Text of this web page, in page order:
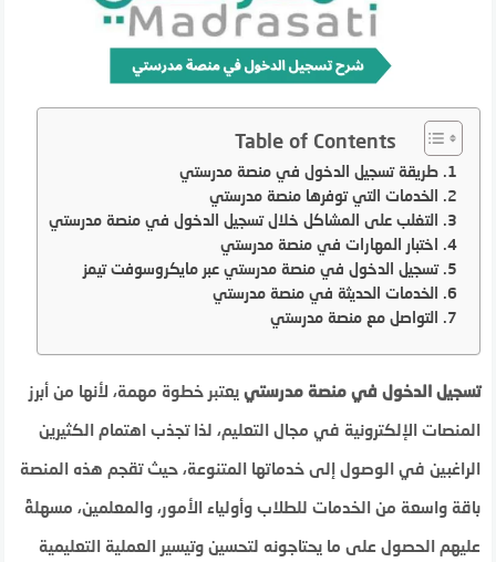
Table of Contents
طريقة تسجيل الدخول في منصة مدرستي
الخدمات التي توفرها منصة مدرستي
التغلب على المشاكل خلال تسجيل الدخول في منصة مدرستي
اختبار المهارات في منصة مدرستي
تسجيل الدخول في منصة مدرستي عبر مايكروسوفت تيمز
الخدمات الحديثة في منصة مدرستي
التواصل مع منصة مدرستي
تسجيل الدخول في منصة مدرستي يعتبر خطوة مهمة، لأنها من أبرز
المنصات الإلكترونية في مجال التعليم، لذا تجذب اهتمام الكثيرين
الراغبين في الوصول إلى خدماتها المتنوعة، حيث تقجم هذه المنصة
باقة واسعة من الخدمات للطلاب وأولياء الأمور، والمعلمين، مسهلةً
عليهم الحصول على ما يحتاجونه لتحسين وتيسير العملية التعليمية